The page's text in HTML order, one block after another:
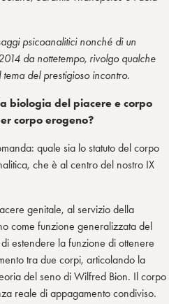
psicoanalitici nonché di un
da nottetempo, rivolgo qualche
del prestigioso incontro.
biologia del piacere e corpo
corpo erogeno?
quale sia lo statuto del corpo
che è al centro del nostro IX
genitale, al servizio della
come funzione generalizzata del
estendere la funzione di ottenere
tra due corpi, articolando la
del seno di Wilfred Bion. Il corpo
reale di appagamento condiviso.